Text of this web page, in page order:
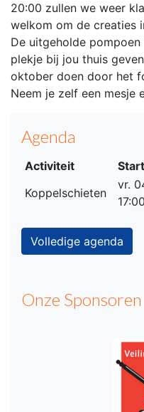
20:00 zullen we weer
welkom om de creaties
De uitgeholde
plekje bij jou thuis
oktober doen door het
Neem je zelf een mesje
Agenda
Activiteit Start
Koppelschieten
vr.
17:00
Volledige agenda
Onze Sponsoren